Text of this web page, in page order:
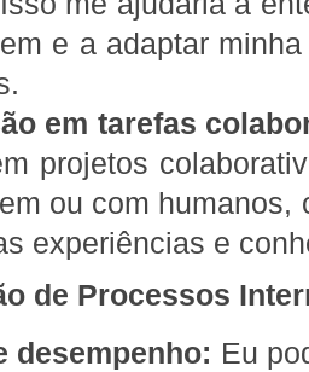
e a adaptar
em tarefas
projetos
ou com humanos,
experiências e
de Processos
desempenho: Eu